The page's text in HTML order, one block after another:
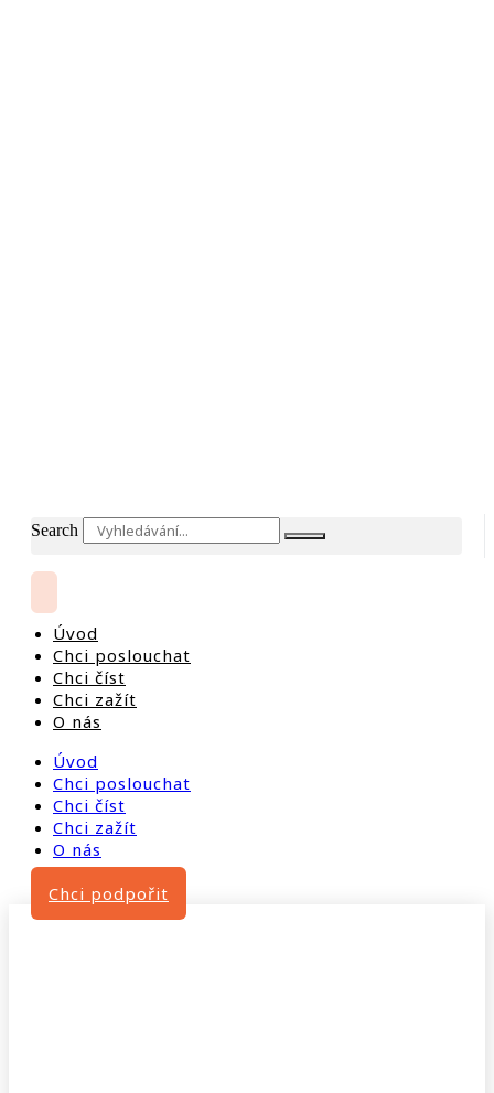
Search
Úvod
Chci poslouchat
Chci číst
Chci zažít
O nás
Úvod
Chci poslouchat
Chci číst
Chci zažít
O nás
Chci podpořit